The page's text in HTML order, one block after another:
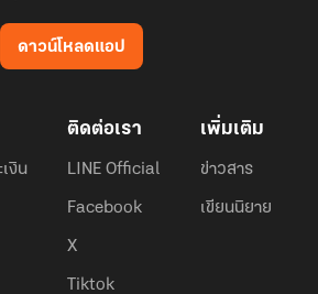
ดาวน์โหลดแอป
งิน
ติดต่อเรา
LINE Official
Facebook
X
Tiktok
เพิ่มเติม
ข่าวสาร
เขียนนิยาย